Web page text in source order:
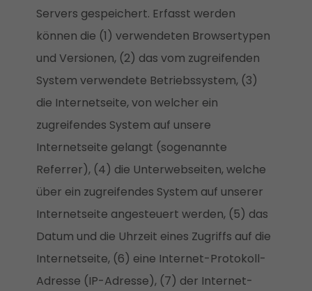
Servers gespeichert. Erfasst werden
können die (1) verwendeten Browsertypen
und Versionen, (2) das vom zugreifenden
System verwendete Betriebssystem, (3)
die Internetseite, von welcher ein
zugreifendes System auf unsere
Internetseite gelangt (sogenannte
Referrer), (4) die Unterwebseiten, welche
über ein zugreifendes System auf unserer
Internetseite angesteuert werden, (5) das
Datum und die Uhrzeit eines Zugriffs auf die
Internetseite, (6) eine Internet-Protokoll-
Adresse (IP-Adresse), (7) der Internet-